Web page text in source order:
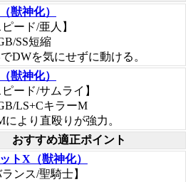
獣神化）
ピード/亜人】
SS短縮
DWを気にせずに動ける。
獣神化）
ピード/サムライ】
LS+CキラーM
により直殴りが強力。
おすすめ適正ポイント
トX（獣神化）
ランス/聖騎士】